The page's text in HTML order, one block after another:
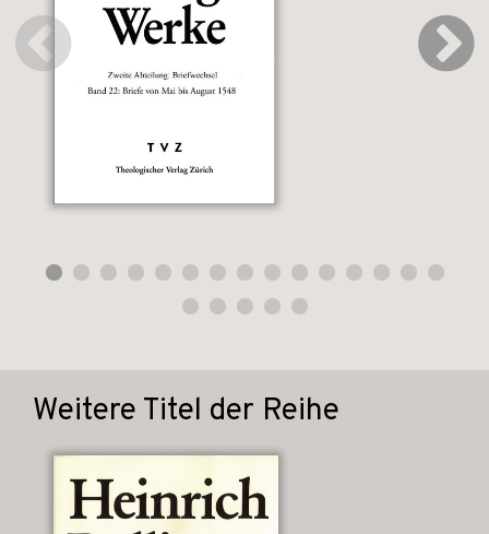
Weitere Titel der Reihe